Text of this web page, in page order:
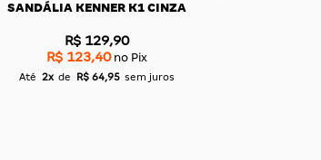
SANDÁLIA KENNER KIVAH PRETO
R$ 189,90
R$ 180,40no Pix
Até 3x de R$ 63,30 sem juros